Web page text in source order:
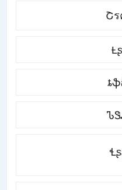
Շร